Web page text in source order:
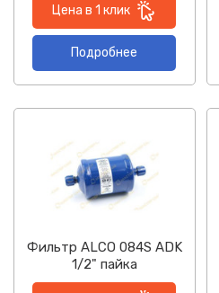
Цена в 1 клик
Подробнее
Фильтр ALCO 084S ADK
1/2" пайка